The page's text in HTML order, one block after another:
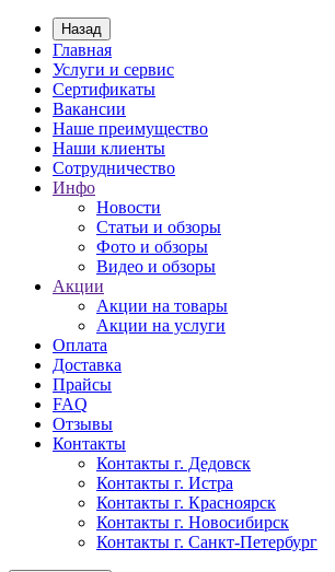
Назад
Главная
Услуги и сервис
Сертификаты
Вакансии
Наше преимущество
Наши клиенты
Сотрудничество
Инфо
Новости
Статьи и обзоры
Фото и обзоры
Видео и обзоры
Акции
Акции на товары
Акции на услуги
Оплата
Доставка
Прайсы
FAQ
Отзывы
Контакты
Контакты г. Дедовск
Контакты г. Истра
Контакты г. Красноярск
Контакты г. Новосибирск
Контакты г. Санкт-Петербург